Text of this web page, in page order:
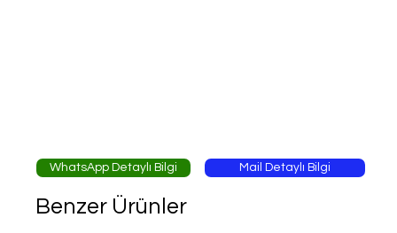
WhatsApp Detaylı Bilgi Mail Detaylı Bilgi
Benzer Ürünler